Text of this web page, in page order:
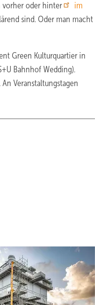
vorher oder hinter
im
sind. Oder man macht
Green Kulturquartier in
Bahnhof Wedding).
Veranstaltungstagen